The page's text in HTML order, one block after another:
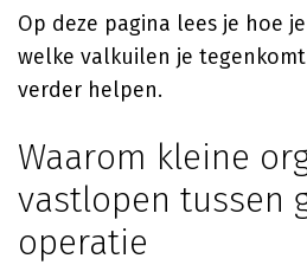
Op deze pagina lees je hoe
welke valkuilen je
verder helpen.
Waarom kleine
vastlopen tussen
operatie